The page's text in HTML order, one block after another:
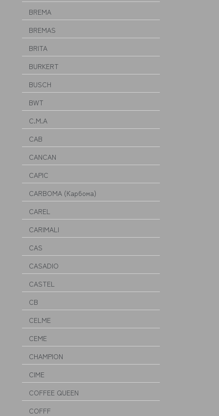
BREMA
BREMAS
BRITA
BURKERT
BUSCH
BWT
C.M.A
CAB
CANCAN
CAPIC
CARBOMA (Карбома)
CAREL
CARIMALI
CAS
CASADIO
CASTEL
CB
CELME
CEME
CHAMPION
CIME
COFFEE QUEEN
COFFF